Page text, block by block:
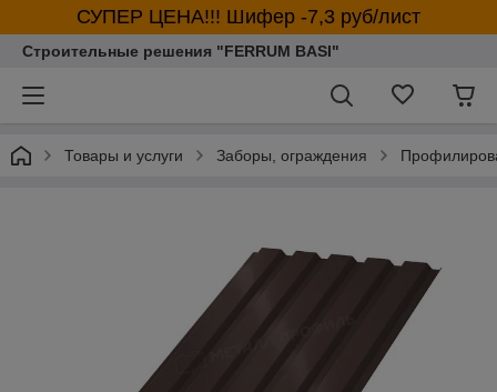
СУПЕР ЦЕНА!!! Шифер -7,3 руб/лист
Строительные решения "FERRUM BASI"
Товары и услуги Заборы, ограждения